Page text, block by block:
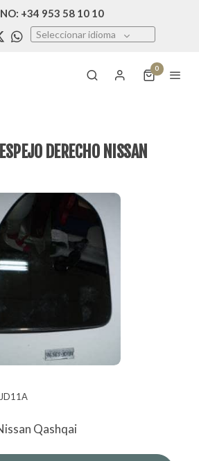
+34 953 58 10 10
Seleccionar idioma
0
DERECHO NISSAN
Qashqai